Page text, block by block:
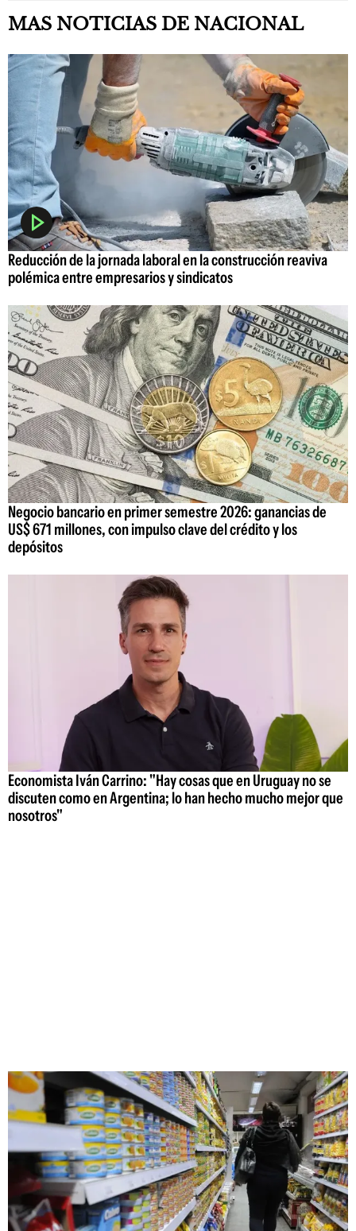
MAS NOTICIAS DE NACIONAL
Reducción de la jornada laboral en la construcción reaviva
polémica entre empresarios y sindicatos
Negocio bancario en primer semestre 2026: ganancias de
US$ 671 millones, con impulso clave del crédito y los
depósitos
Economista Iván Carrino: "Hay cosas que en Uruguay no se
discuten como en Argentina; lo han hecho mucho mejor que
nosotros"